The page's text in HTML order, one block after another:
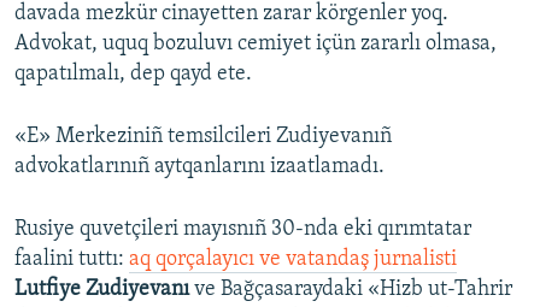
davada mezkür cinayetten zarar körgenler yoq.
Advokat, uquq bozuluvı cemiyet içün zararlı olmasa,
qapatılmalı, dep qayd ete.
«E» Merkeziniñ temsilcileri Zudiyevanıñ
advokatlarınıñ aytqanlarını izaatlamadı.
Rusiye quvetçileri mayısnıñ 30-nda eki qırımtatar
faalini tuttı: aq qorçalayıcı ve vatandaş jurnalisti
Lutfiye Zudiyevanıve Bağçasaraydaki «Hizb ut-Tahrir